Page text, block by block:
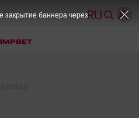
закрытие баннера через